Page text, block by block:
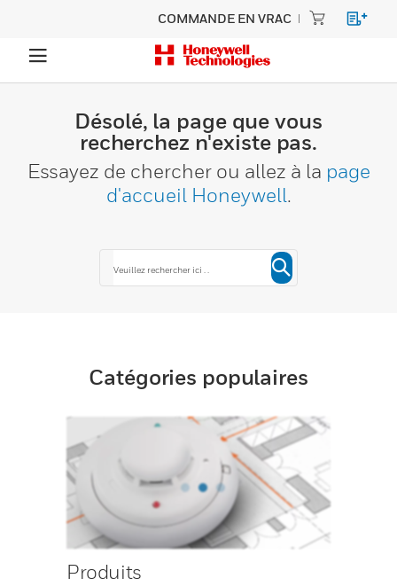
COMMANDE EN VRAC
Désolé, la page que vous
recherchez n'existe pas.
Essayez de chercher ou allez à la page
d'accueil Honeywell.
Catégories populaires
Produits